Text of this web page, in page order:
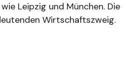
Leipzig und München. Die
Wirtschaftszweig.